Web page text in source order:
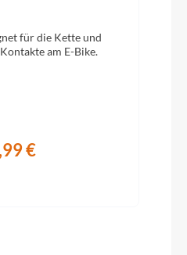
2026
für die Kette und
am E-Bike.
€